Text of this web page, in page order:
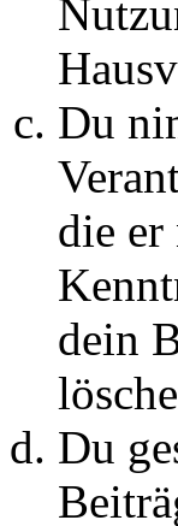
Du
die er
dein
Du